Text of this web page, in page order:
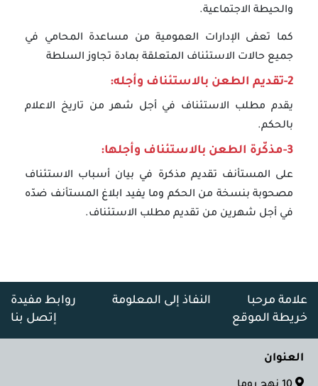
والحيطة الاجتماعية.
كما تعفى الإدارات العمومية من مساعدة المحامي في
جميع حالات الاستئناف المتعلقة بمادة تجاوز السلطة
2-تقديم الطعن بالاستئناف وأجله:
يقدم مطلب الاستئناف في أجل شهر من تاريخ الاعلام
بالحكم.
3-مذكّرة الطعن بالاستئناف وأجلها:
على المستأنف تقديم مذكرة في بيان أسباب الاستئناف
مصحوبة بنسخة من الحكم وما يفيد ابلاغ المستأنف ضدّه
في أجل شهرين من تقديم مطلب الاستئناف.
علامة مرحبا النفاذ إلى المعلومة
روابط مفيدة
خريطة الموقع
إتصل بنا
العنوان